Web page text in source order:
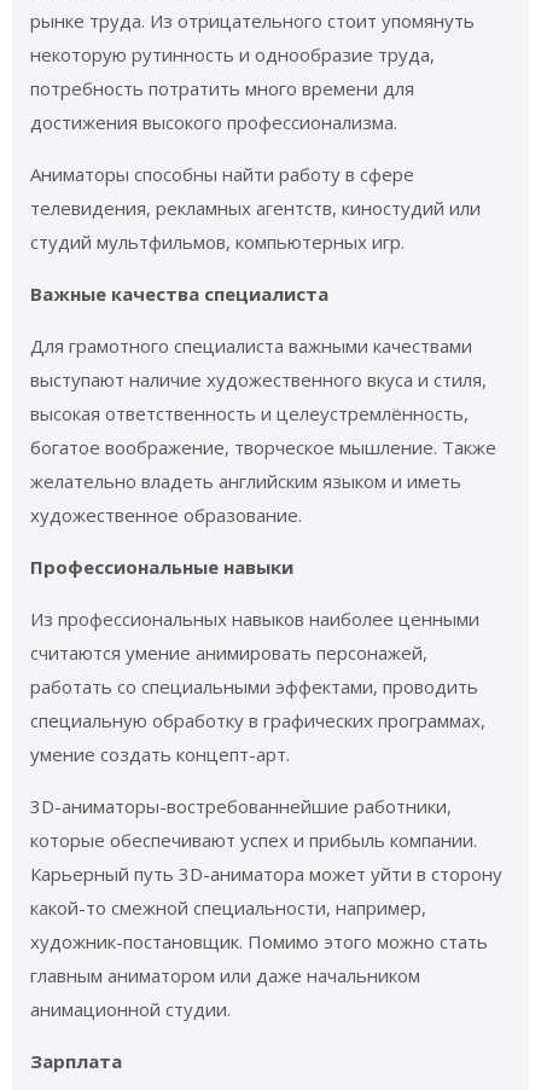
рынке труда. Из отрицательного стоит упомянуть
некоторую рутинность и однообразие труда,
потребность потратить много времени для
достижения высокого профессионализма.
Аниматоры способны найти работу в сфере
телевидения, рекламных агентств, киностудий или
студий мультфильмов, компьютерных игр.
Важные качества специалиста
Для грамотного специалиста важными качествами
выступают наличие художественного вкуса и стиля,
высокая ответственность и целеустремлённость,
богатое воображение, творческое мышление. Также
желательно владеть английским языком и иметь
художественное образование.
Профессиональные навыки
Из профессиональных навыков наиболее ценными
считаются умение анимировать персонажей,
работать со специальными эффектами, проводить
специальную обработку в графических программах,
умение создать концепт-арт.
3D-аниматоры-востребованнейшие работники,
которые обеспечивают успех и прибыль компании.
Карьерный путь 3D-аниматора может уйти в сторону
какой-то смежной специальности, например,
художник-постановщик. Помимо этого можно стать
главным аниматором или даже начальником
анимационной студии.
Зарплата